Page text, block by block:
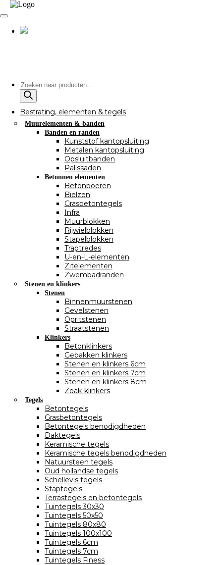
Producten
zoeken
Bestrating, elementen & tegels
Muurelementen & banden
Banden en randen
Kunststof kantopsluiting
Metalen kantopsluiting
Opsluitbanden
Palissaden
Betonnen elementen
Betonpoeren
Bielzen
Grasbetontegels
Infra
Muurblokken
Rijwielblokken
Stapelblokken
Traptredes
U-en-L-elementen
Zitelementen
Zwembadranden
Stenen en klinkers
Stenen
Binnenmuurstenen
Gevelstenen
Opritstenen
Straatstenen
Klinkers
Betonklinkers
Gebakken klinkers
Stenen en klinkers 6cm
Stenen en klinkers 7cm
Stenen en klinkers 8cm
Zoak-klinkers
Tegels
Betontegels
Grasbetontegels
Betontegels benodigdheden
Daktegels
Keramische tegels
Keramische tegels benodigdheden
Natuursteen tegels
Oud hollandse tegels
Schellevis tegels
Staptegels
Terrastegels en betontegels
Tuintegels 30x30
Tuintegels 50x50
Tuintegels 80x80
Tuintegels 100x100
Tuintegels 6cm
Tuintegels 7cm
Tuintegels Finess